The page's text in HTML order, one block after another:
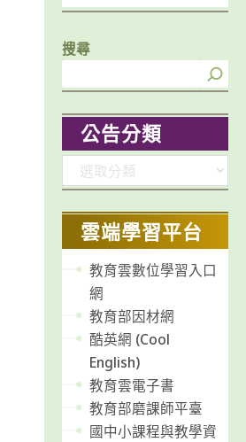
搜尋
公告分類
類
雲端學習平台
教育雲數位學習入口
網
教育部因材網
酷英網 (Cool
English)
教育雲電子書
教育部磨課師平臺
國中小課程與教學資